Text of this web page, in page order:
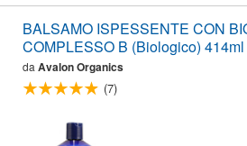
BALSAMO ISPESSENTE CON
COMPLESSO B (Biologico) 414ml
da Avalon Organics
(7)